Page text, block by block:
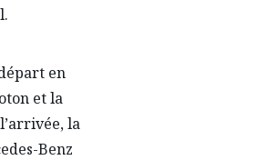
en
et la
la
Benz